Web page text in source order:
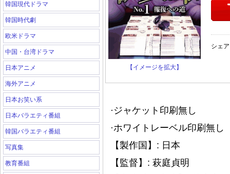
韓国現代ドラマ
韓国時代劇
欧米ドラマ
中国・台湾ドラマ
日本アニメ
海外アニメ
日本お笑い系
日本バラエティ番組
韓国バラエティ番組
写真集
教育番組
【イメージを拡大】
シェ
·ジャケット印刷無し
·ホワイトレーベル印刷無
【製作国】: 日本
【監督】: 萩庭貞明